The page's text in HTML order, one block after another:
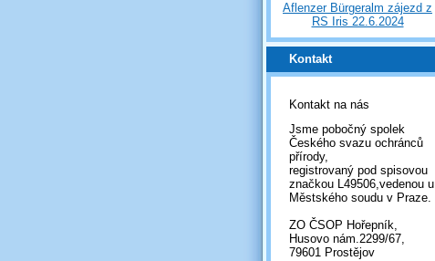
Aflenzer Bürgeralm zájezd z
RS Iris 22.6.2024
Kontakt
Kontakt na nás
Jsme pobočný spolek
Českého svazu ochránců
přírody,
registrovaný pod spisovou
značkou L49506,vedenou u
Městského soudu v Praze.
ZO ČSOP Hořepník,
Husovo nám.2299/67,
79601 Prostějov